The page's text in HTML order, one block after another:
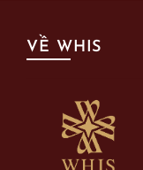
VỀ WHIS